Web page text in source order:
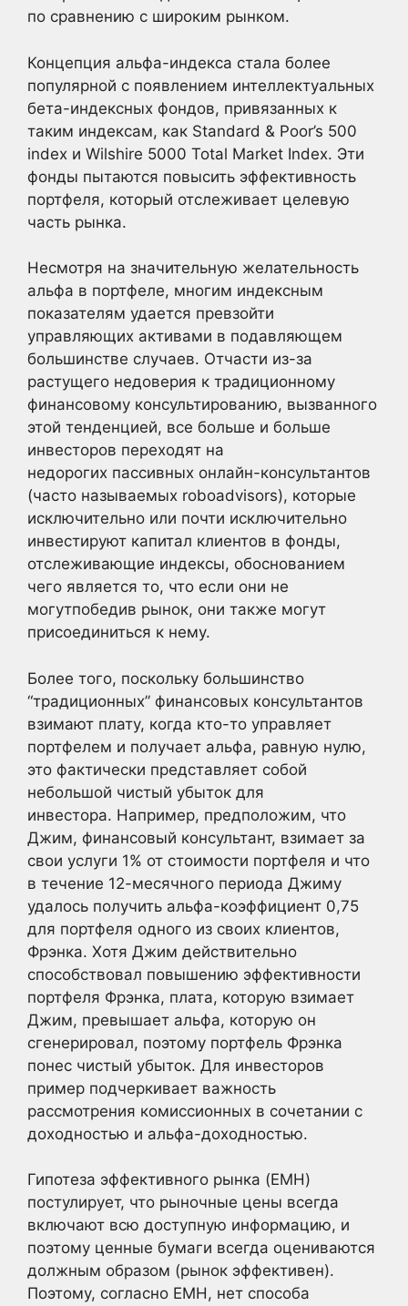
по сравнению с широким рынком.
Концепция альфа-индекса стала более
популярной с появлением интеллектуальных
бета-индексных фондов, привязанных к
таким индексам, как Standard & Poor’s 500
index и Wilshire 5000 Total Market Index. Эти
фонды пытаются повысить эффективность
портфеля, который отслеживает целевую
часть рынка.
Несмотря на значительную желательность
альфа в портфеле, многим индексным
показателям удается превзойти
управляющих активами в подавляющем
большинстве случаев. Отчасти из-за
растущего недоверия к традиционному
финансовому консультированию, вызванного
этой тенденцией, все больше и больше
инвесторов переходят на
недорогих пассивных онлайн-консультантов
(часто называемых roboadvisors), которые
исключительно или почти исключительно
инвестируют капитал клиентов в фонды,
отслеживающие индексы, обоснованием
чего является то, что если они не
могутпобедив рынок, они также могут
присоединиться к нему.
Более того, поскольку большинство
“традиционных” финансовых консультантов
взимают плату, когда кто-то управляет
портфелем и получает альфа, равную нулю,
это фактически представляет собой
небольшой чистый убыток для
инвестора. Например, предположим, что
Джим, финансовый консультант, взимает за
свои услуги 1% от стоимости портфеля и что
в течение 12-месячного периода Джиму
удалось получить альфа-коэффициент 0,75
для портфеля одного из своих клиентов,
Фрэнка. Хотя Джим действительно
способствовал повышению эффективности
портфеля Фрэнка, плата, которую взимает
Джим, превышает альфа, которую он
сгенерировал, поэтому портфель Фрэнка
понес чистый убыток. Для инвесторов
пример подчеркивает важность
рассмотрения комиссионных в сочетании с
доходностью и альфа-доходностью.
Гипотеза эффективного рынка (EMH)
постулирует, что рыночные цены всегда
включают всю доступную информацию, и
поэтому ценные бумаги всегда оцениваются
должным образом (рынок эффективен).
Поэтому, согласно EMH, нет способа